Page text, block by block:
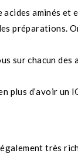
aminés et
préparations.
sur chacun
plus d’avoir un
très